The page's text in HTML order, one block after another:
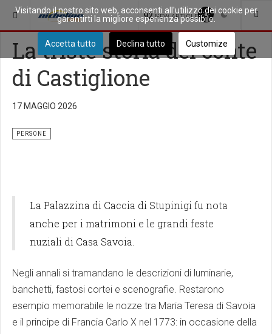
92 NEW ARTICLES
SEI QUI: COME ERAVAMO PERSONE
La triste storia del conte
di Castiglione
17 MAGGIO 2026
PERSONE
La Palazzina di Caccia di Stupinigi fu nota
anche per i matrimoni e le grandi feste
nuziali di Casa Savoia.
Negli annali si tramandano le descrizioni di luminarie,
banchetti, fastosi cortei e scenografie. Restarono
esempio memorabile le nozze tra Maria Teresa di Savoia
e il principe di Francia Carlo X nel 1773: in occasione della
Visitando il nostro sito web, acconsenti all'utilizzo dei cookie per
garantirti la migliore esperienza possibile.
Accetta tutto Declina tutto Customize